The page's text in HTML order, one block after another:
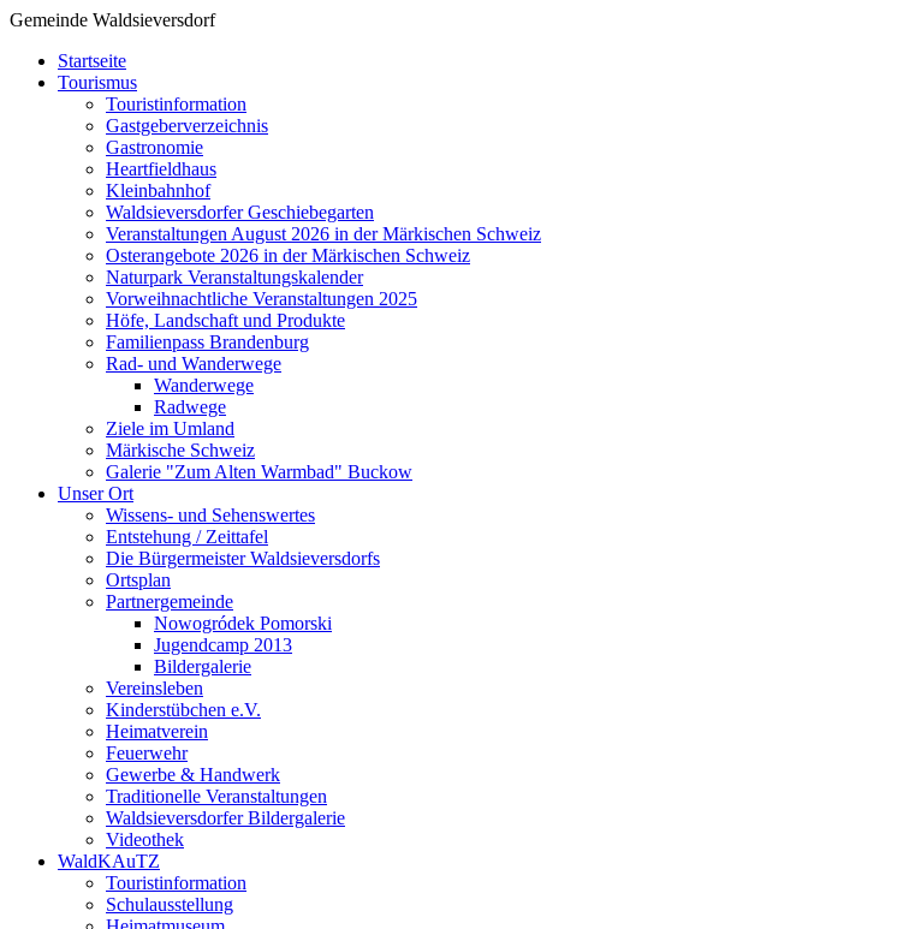
Gemeinde Waldsieversdorf
Startseite
Tourismus
Touristinformation
Gastgeberverzeichnis
Gastronomie
Heartfieldhaus
Kleinbahnhof
Waldsieversdorfer Geschiebegarten
Veranstaltungen August 2026 in der Märkischen Schweiz
Osterangebote 2026 in der Märkischen Schweiz
Naturpark Veranstaltungskalender
Vorweihnachtliche Veranstaltungen 2025
Höfe, Landschaft und Produkte
Familienpass Brandenburg
Rad- und Wanderwege
Wanderwege
Radwege
Ziele im Umland
Märkische Schweiz
Galerie "Zum Alten Warmbad" Buckow
Unser Ort
Wissens- und Sehenswertes
Entstehung / Zeittafel
Die Bürgermeister Waldsieversdorfs
Ortsplan
Partnergemeinde
Nowogródek Pomorski
Jugendcamp 2013
Bildergalerie
Vereinsleben
Kinderstübchen e.V.
Heimatverein
Feuerwehr
Gewerbe & Handwerk
Traditionelle Veranstaltungen
Waldsieversdorfer Bildergalerie
Videothek
WaldKAuTZ
Touristinformation
Schulausstellung